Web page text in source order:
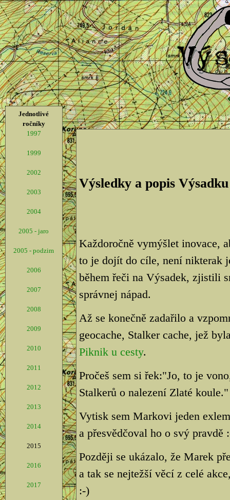
Jednotlivé
ročníky
1997
1999
2002
2003
2004
2005 - jaro
2005 - podzim
2006
2007
2008
2009
2010
2011
2012
2013
2014
2015
2016
2017
Výsledky a popis Výsadku
Každoročně vymýšlet inovace,
to je dojít do cíle, není nikterak
během řeči na Výsadek, zjistili
správnej nápad.
Až se konečně zadařilo a
geocache, Stalker cache, jež
Piknik u cesty.
Pročeš sem si řek:"Jo, to je
Stalkerů o nalezení Zlaté koule."
Vytisk sem Markovi jeden
a přesvědčoval ho o svý pravdě
Později se ukázalo, že Marek
a tak se nejtežší věcí z celé
:-)